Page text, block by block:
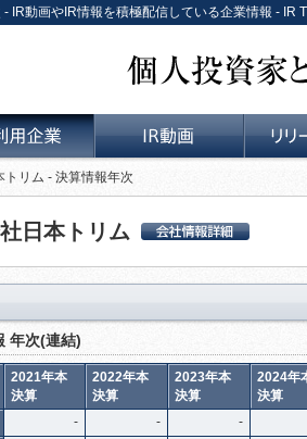
IR動画やIR情報を積極配信している企業情報 - IR
利用企業
トリム - 決算情報年次
日本トリム
ム 会社詳細情報
年次(連結)
2021年本
決算
2022年本
決算
2023年本
決算
2024年
決算
- - -